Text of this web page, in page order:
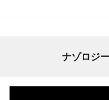
ナゾロジ